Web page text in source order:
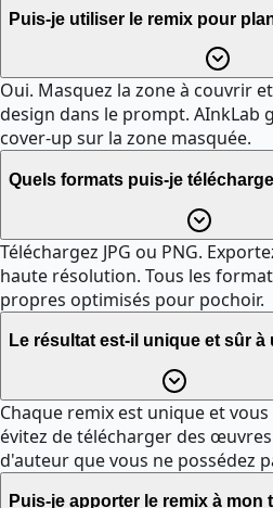
Puis-je utiliser le remix pour
Oui. Masquez la zone à couvrir
design dans le prompt. AInkLab
cover-up sur la zone masquée.
Quels formats puis-je
Téléchargez JPG ou PNG.
haute résolution. Tous les
propres optimisés pour pochoir.
Le résultat est-il unique et sûr à
Chaque remix est unique et
évitez de télécharger des
d'auteur que vous ne possédez
Puis-je apporter le remix à mon